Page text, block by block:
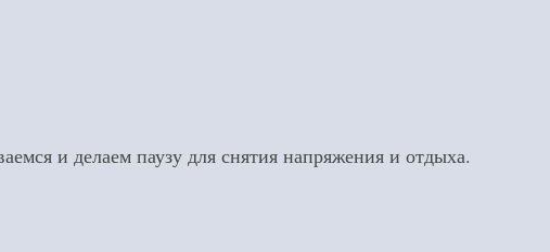
и делаем паузу для снятия напряжения и отдыха.